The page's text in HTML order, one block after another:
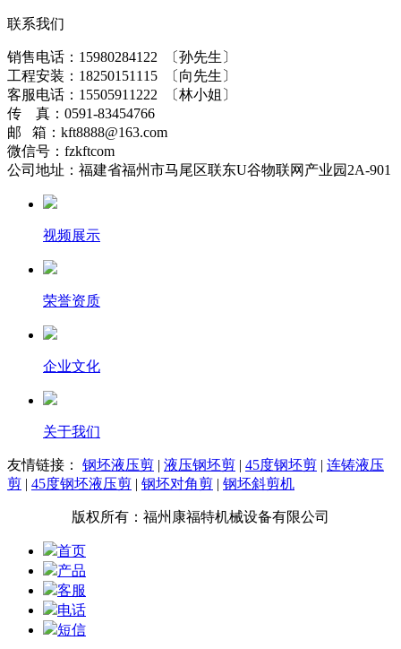
联系我们
销售电话：15980284122 〔孙先生〕
工程安装：18250151115 〔向先生〕
客服电话：15505911222 〔林小姐〕
传 真：0591-83454766
邮 箱：kft8888@163.com
微信号：fzkftcom
公司地址：福建省福州市马尾区联东U谷物联网产业园2A-901
视频展示
荣誉资质
企业文化
关于我们
友情链接： 钢坯液压剪 | 液压钢坯剪 | 45度钢坯剪 | 连铸液压
剪 | 45度钢坯液压剪 | 钢坯对角剪 | 钢坯斜剪机
版权所有：福州康福特机械设备有限公司
首页
产品
客服
电话
短信